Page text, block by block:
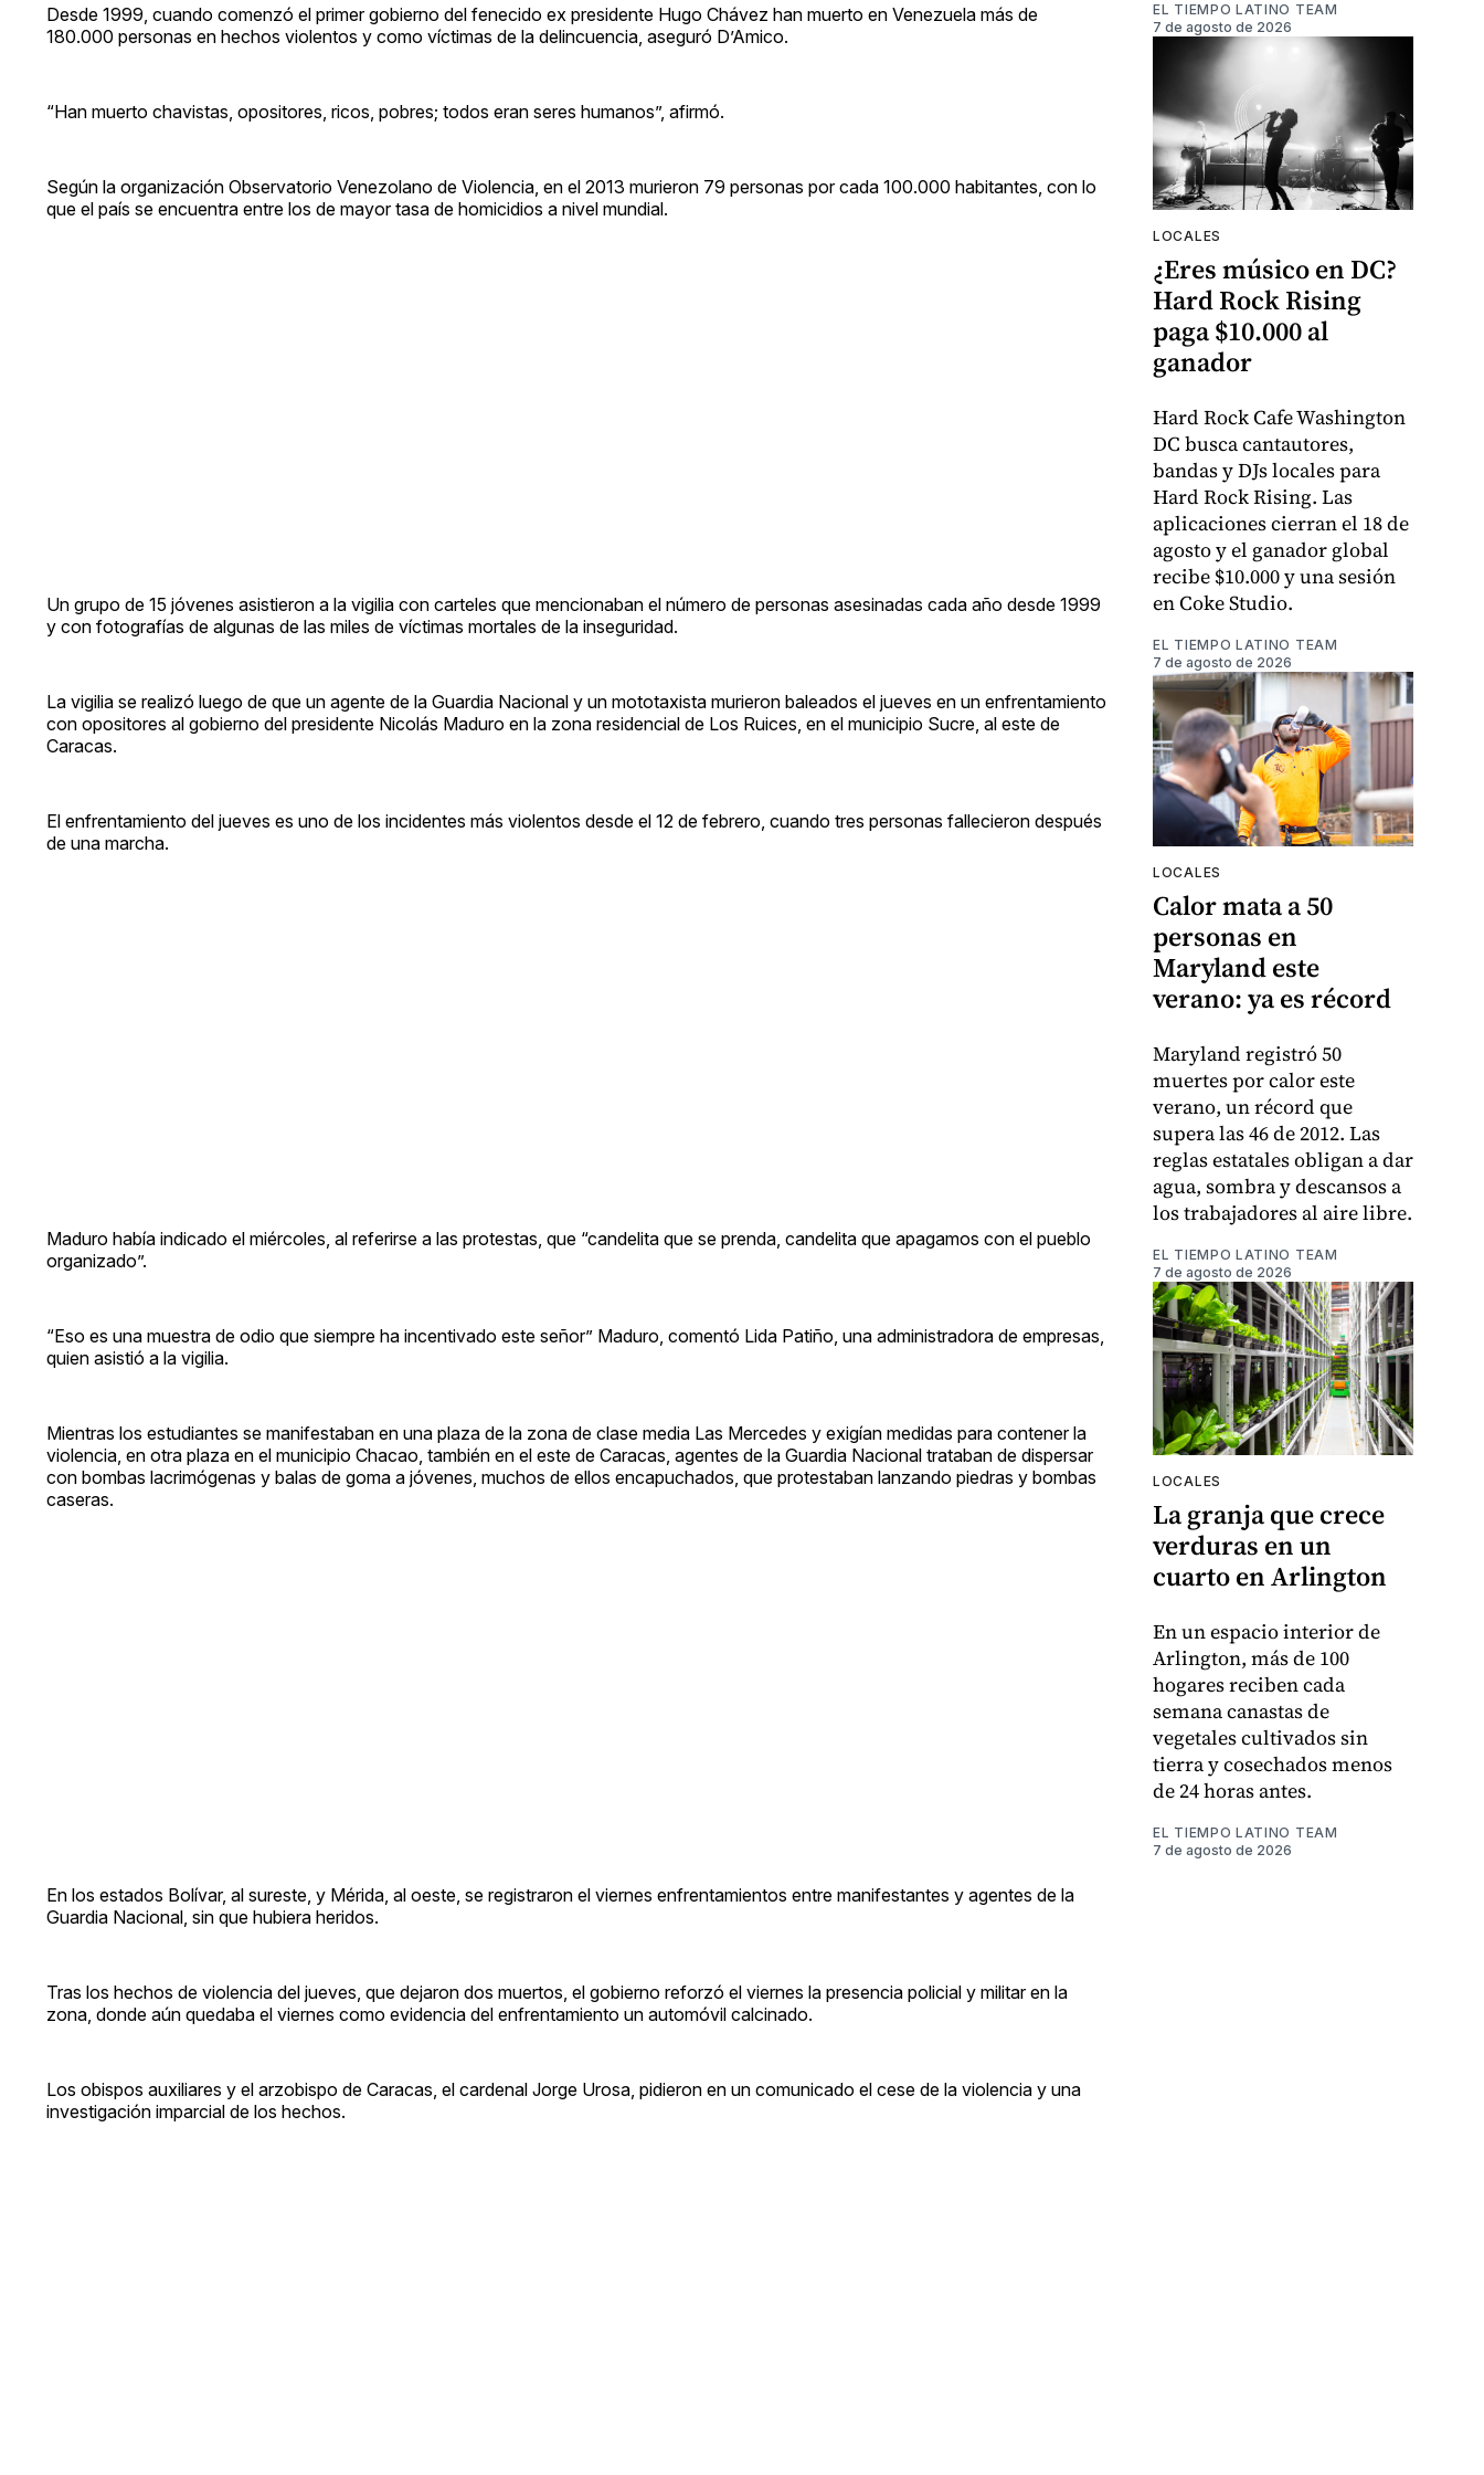
Desde 1999, cuando comenzó el primer gobierno del fenecido ex presidente Hugo Chávez han muerto en Venezuela más de
180.000 personas en hechos violentos y como víctimas de la delincuencia, aseguró D’Amico.
“Han muerto chavistas, opositores, ricos, pobres; todos eran seres humanos”, afirmó.
Según la organización Observatorio Venezolano de Violencia, en el 2013 murieron 79 personas por cada 100.000 habitantes, con lo
que el país se encuentra entre los de mayor tasa de homicidios a nivel mundial.
Un grupo de 15 jóvenes asistieron a la vigilia con carteles que mencionaban el número de personas asesinadas cada año desde 1999
y con fotografías de algunas de las miles de víctimas mortales de la inseguridad.
La vigilia se realizó luego de que un agente de la Guardia Nacional y un mototaxista murieron baleados el jueves en un enfrentamiento
con opositores al gobierno del presidente Nicolás Maduro en la zona residencial de Los Ruices, en el municipio Sucre, al este de
Caracas.
El enfrentamiento del jueves es uno de los incidentes más violentos desde el 12 de febrero, cuando tres personas fallecieron después
de una marcha.
Maduro había indicado el miércoles, al referirse a las protestas, que “candelita que se prenda, candelita que apagamos con el pueblo
organizado”.
“Eso es una muestra de odio que siempre ha incentivado este señor” Maduro, comentó Lida Patiño, una administradora de empresas,
quien asistió a la vigilia.
Mientras los estudiantes se manifestaban en una plaza de la zona de clase media Las Mercedes y exigían medidas para contener la
violencia, en otra plaza en el municipio Chacao, también en el este de Caracas, agentes de la Guardia Nacional trataban de dispersar
con bombas lacrimógenas y balas de goma a jóvenes, muchos de ellos encapuchados, que protestaban lanzando piedras y bombas
caseras.
En los estados Bolívar, al sureste, y Mérida, al oeste, se registraron el viernes enfrentamientos entre manifestantes y agentes de la
Guardia Nacional, sin que hubiera heridos.
Tras los hechos de violencia del jueves, que dejaron dos muertos, el gobierno reforzó el viernes la presencia policial y militar en la
zona, donde aún quedaba el viernes como evidencia del enfrentamiento un automóvil calcinado.
Los obispos auxiliares y el arzobispo de Caracas, el cardenal Jorge Urosa, pidieron en un comunicado el cese de la violencia y una
investigación imparcial de los hechos.
EL TIEMPO LATINO TEAM
7 de agosto de 2026
LOCALES
¿Eres músico en DC?
Hard Rock Rising
paga $10.000 al
ganador
Hard Rock Cafe Washington
DC busca cantautores,
bandas y DJs locales para
Hard Rock Rising. Las
aplicaciones cierran el 18 de
agosto y el ganador global
recibe $10.000 y una sesión
en Coke Studio.
EL TIEMPO LATINO TEAM
7 de agosto de 2026
LOCALES
Calor mata a 50
personas en
Maryland este
verano: ya es récord
Maryland registró 50
muertes por calor este
verano, un récord que
supera las 46 de 2012. Las
reglas estatales obligan a dar
agua, sombra y descansos a
los trabajadores al aire libre.
EL TIEMPO LATINO TEAM
7 de agosto de 2026
LOCALES
La granja que crece
verduras en un
cuarto en Arlington
En un espacio interior de
Arlington, más de 100
hogares reciben cada
semana canastas de
vegetales cultivados sin
tierra y cosechados menos
de 24 horas antes.
EL TIEMPO LATINO TEAM
7 de agosto de 2026